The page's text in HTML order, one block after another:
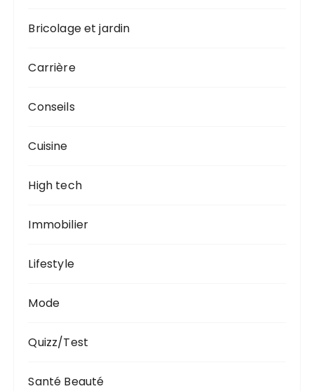
Bricolage et jardin
Carrière
Conseils
Cuisine
High tech
Immobilier
Lifestyle
Mode
Quizz/Test
Santé Beauté